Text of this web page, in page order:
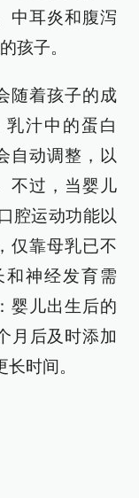
中耳炎和腹泻
孩子。
随着孩子的成
汁中的蛋白
自动调整，以
不过，当婴儿
腔运动功能以
仅靠母乳已不
神经发育需
婴儿出生后的
月后及时添加
时间。